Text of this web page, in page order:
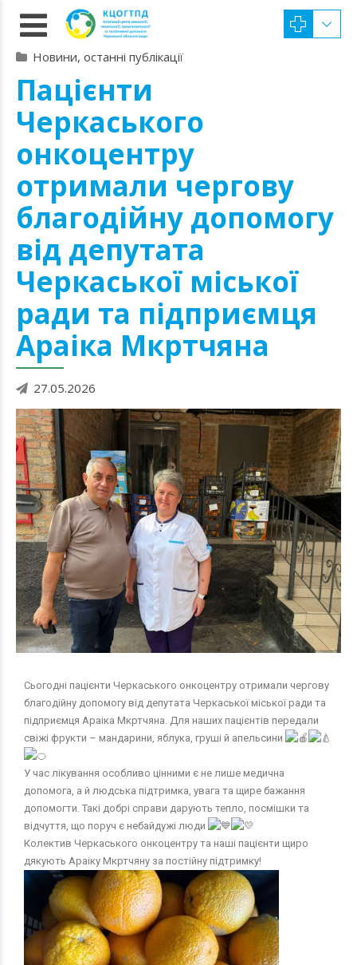
Новини, останні публікації
Пацієнти
Черкаського
онкоцентру
отримали чергову
благодійну допомогу
від депутата
Черкаської міської
ради та підприємця
Араіка Мкртчяна
27.05.2026
Сьогодні пацієнти Черкаського онкоцентру отримали чергову
благодійну допомогу від депутата Черкаської міської ради та
підприємця Араіка Мкртчяна. Для наших пацієнтів передали
свіжі фрукти – мандарини, яблука, груші й апельсини
У час лікування особливо цінними є не лише медична
допомога, а й людська підтримка, увага та щире бажання
допомогти. Такі добрі справи дарують тепло, посмішки та
відчуття, що поруч є небайдужі люди
Колектив Черкаського онкоцентру та наші пацієнти щиро
дякують Араіку Мкртчяну за постійну підтримку!